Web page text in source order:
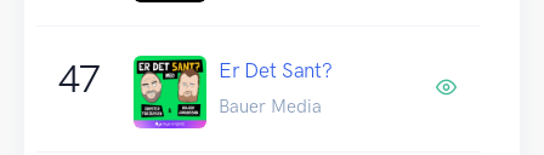
47 Er Det Sant?
Bauer Media